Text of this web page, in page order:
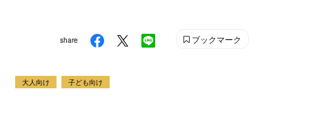
share ブックマーク
大人向け 子ども向け